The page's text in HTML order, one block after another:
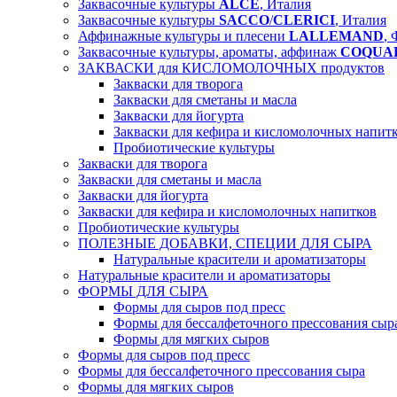
Заквасочные культуры ALCE, Италия
Заквасочные культуры SACCO/CLERICI, Италия
Аффинажные культуры и плесени LALLEMAND,
Заквасочные культуры, ароматы, аффинаж
ЗАКВАСКИ для КИСЛОМОЛОЧНЫХ продуктов
Закваски для творога
Закваски для сметаны и масла
Закваски для йогурта
Закваски для кефира и кисломолочных
Пробиотические культуры
Закваски для творога
Закваски для сметаны и масла
Закваски для йогурта
Закваски для кефира и кисломолочных напитков
Пробиотические культуры
ПОЛЕЗНЫЕ ДОБАВКИ, СПЕЦИИ ДЛЯ СЫРА
Натуральные красители и ароматизаторы
Натуральные красители и ароматизаторы
ФОРМЫ ДЛЯ СЫРА
Формы для сыров под пресс
Формы для бессалфеточного прессования
Формы для мягких сыров
Формы для сыров под пресс
Формы для бессалфеточного прессования сыра
Формы для мягких сыров